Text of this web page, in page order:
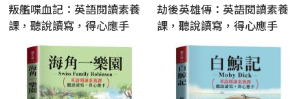
叛艦喋血記：英語閱讀素養
課，聽說讀寫，得心應手
劫後英雄傳：英語閱讀素養
課，聽說讀寫，得心應手